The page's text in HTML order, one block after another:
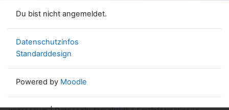
Du bist nicht angemeldet.
Datenschutzinfos
Standarddesign
Powered by Moodle